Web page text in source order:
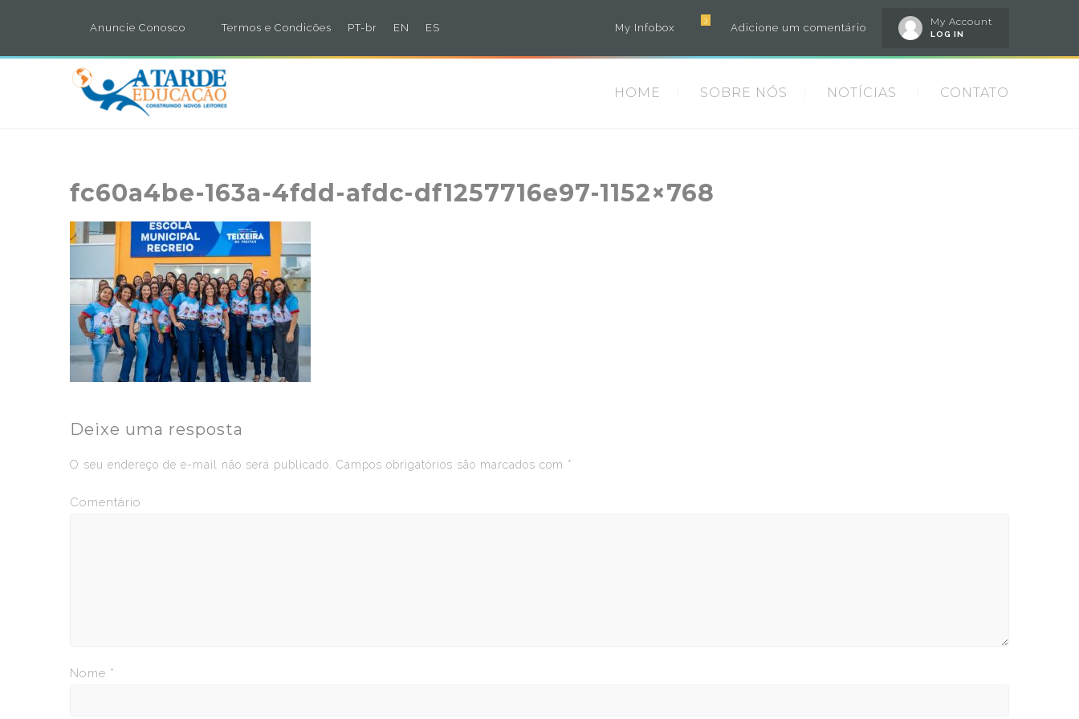
Anuncie Conosco Termos e Condicões PT-br EN ES
My Account
LOG IN
Adicione um comentário
3
My Infobox
HOME SOBRE NÓS NOTÍCIAS CONTATO
fc60a4be-163a-4fdd-afdc-df1257716e97-1152×768
Deixe uma resposta
O seu endereço de e-mail não será publicado. Campos obrigatórios são marcados com *
Comentário
Nome *